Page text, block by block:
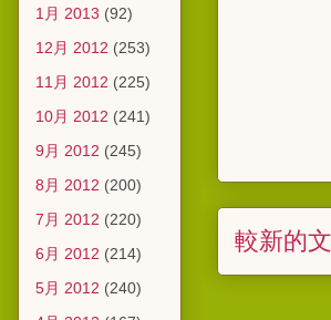
較新的
1月 2013 (92)
12月 2012 (253)
11月 2012 (225)
10月 2012 (241)
9月 2012 (245)
8月 2012 (200)
7月 2012 (220)
6月 2012 (214)
5月 2012 (240)